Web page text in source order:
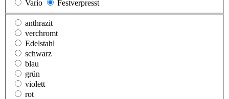
Vario
Festverpresst
anthrazit
verchromt
Edelstahl
schwarz
blau
grün
violett
rot